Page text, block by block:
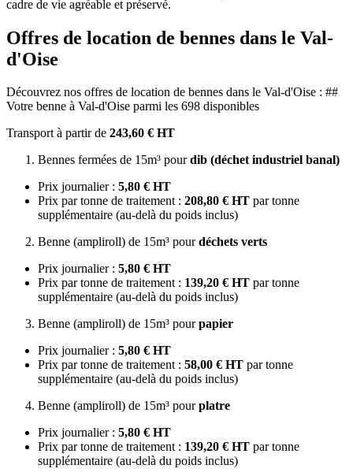
cadre de vie agréable et préservé.
Offres de location de bennes dans le Val-
d'Oise
Découvrez nos offres de location de bennes dans le Val-d'Oise : ##
Votre benne à Val-d'Oise parmi les 698 disponibles
Transport à partir de 243,60 € HT
Bennes fermées de 15m³ pourdib (déchet industriel banal)
Prix journalier : 5,80 € HT
Prix par tonne de traitement : 208,80 € HT par tonne
supplémentaire (au-delà du poids inclus)
Benne (ampliroll) de 15m³ pourdéchets verts
Prix journalier : 5,80 € HT
Prix par tonne de traitement : 139,20 € HT par tonne
supplémentaire (au-delà du poids inclus)
Benne (ampliroll) de 15m³ pourpapier
Prix journalier : 5,80 € HT
Prix par tonne de traitement : 58,00 € HT par tonne
supplémentaire (au-delà du poids inclus)
Benne (ampliroll) de 15m³ pourplatre
Prix journalier : 5,80 € HT
Prix par tonne de traitement : 139,20 € HT par tonne
supplémentaire (au-delà du poids inclus)